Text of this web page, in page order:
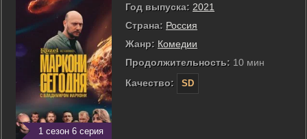
1 сезон 6 серия
Год выпуска: 2021
Страна: Россия
Жанр: Комедии
Продолжительность: 10 мин
Качество:
SD